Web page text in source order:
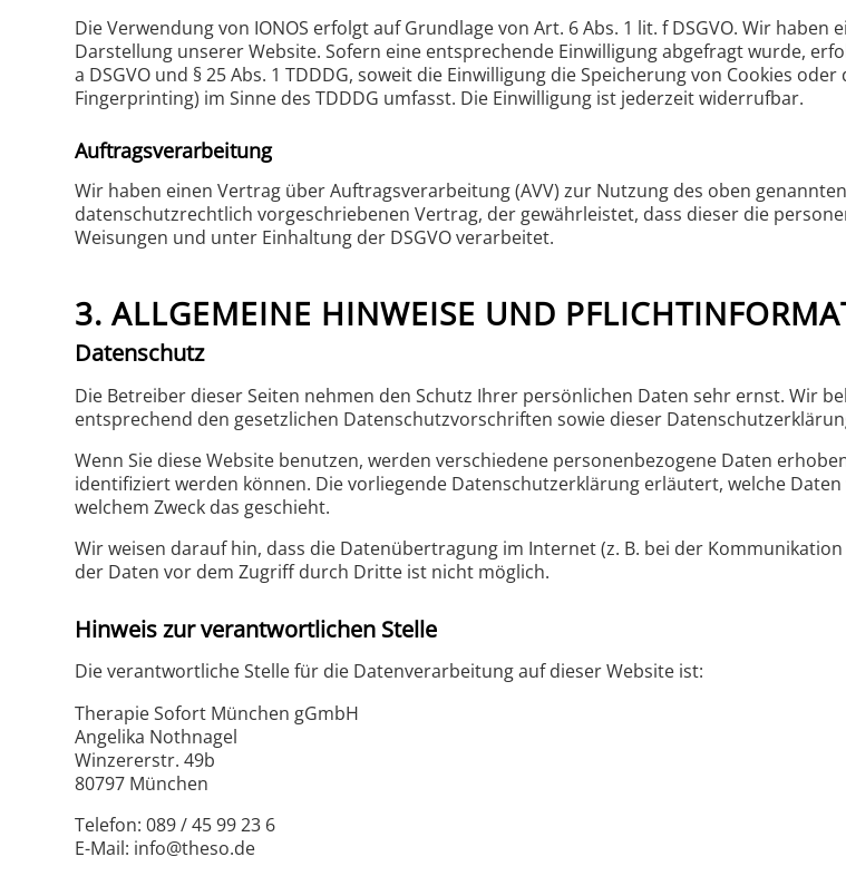
Die Verwendung von IONOS erfolgt auf Grundlage von Art. 6 Abs. 1 lit. f DSGVO. Wir
Darstellung unserer Website. Sofern eine entsprechende Einwilligung abgefragt wurde,
a DSGVO und § 25 Abs. 1 TDDDG, soweit die Einwilligung die Speicherung von Cookies
Fingerprinting) im Sinne des TDDDG umfasst. Die Einwilligung ist jederzeit widerrufbar.
Auftragsverarbeitung
Wir haben einen Vertrag über Auftragsverarbeitung (AVV) zur Nutzung des oben
datenschutzrechtlich vorgeschriebenen Vertrag, der gewährleistet, dass dieser die
Weisungen und unter Einhaltung der DSGVO verarbeitet.
3. ALLGEMEINE HINWEISE UND
Datenschutz
Die Betreiber dieser Seiten nehmen den Schutz Ihrer persönlichen Daten sehr ernst. Wir
entsprechend den gesetzlichen Datenschutzvorschriften sowie dieser
Wenn Sie diese Website benutzen, werden verschiedene personenbezogene Daten
identifiziert werden können. Die vorliegende Datenschutzerklärung erläutert, welche
welchem Zweck das geschieht.
Wir weisen darauf hin, dass die Datenübertragung im Internet (z. B. bei der
der Daten vor dem Zugriff durch Dritte ist nicht möglich.
Hinweis zur verantwortlichen Stelle
Die verantwortliche Stelle für die Datenverarbeitung auf dieser Website ist:
Therapie Sofort München gGmbH
Angelika Nothnagel
Winzererstr. 49b
80797 München
Telefon: 089 / 45 99 23 6
E-Mail: info@theso.de